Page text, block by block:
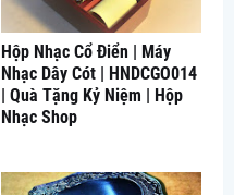
Hộp Nhạc Cổ Điển | Máy
Nhạc Dây Cót | HNDCGO014
| Quà Tặng Kỷ Niệm | Hộp
Nhạc Shop